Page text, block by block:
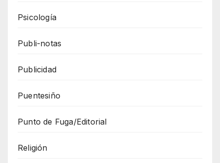
Psicología
Publi-notas
Publicidad
Puentesiño
Punto de Fuga/Editorial
Religión